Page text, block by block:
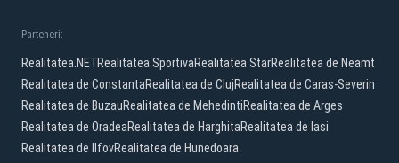
Parteneri:
Realitatea.NETRealitatea SportivaRealitatea StarRealitatea de Neamt
Realitatea de ConstantaRealitatea de ClujRealitatea de Caras-Severin
Realitatea de BuzauRealitatea de MehedintiRealitatea de Arges
Realitatea de OradeaRealitatea de HarghitaRealitatea de Iasi
Realitatea de IlfovRealitatea de Hunedoara